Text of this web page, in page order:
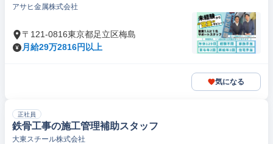
アサヒ金属株式会社
〒121-0816東京都足立区梅島
月給29万2816円以上
気になる
正社員
鉄骨工事の施工管理補助スタッフ
大東スチール株式会社